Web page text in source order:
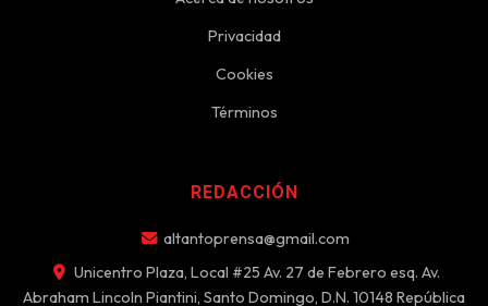
Privacidad
Cookies
Términos
REDACCIÓN
altantoprensa@gmail.com
Unicentro Plaza, Local #25 Av. 27 de Febrero esq. Av.
Abraham Lincoln Piantini, Santo Domingo, D.N. 10148 República